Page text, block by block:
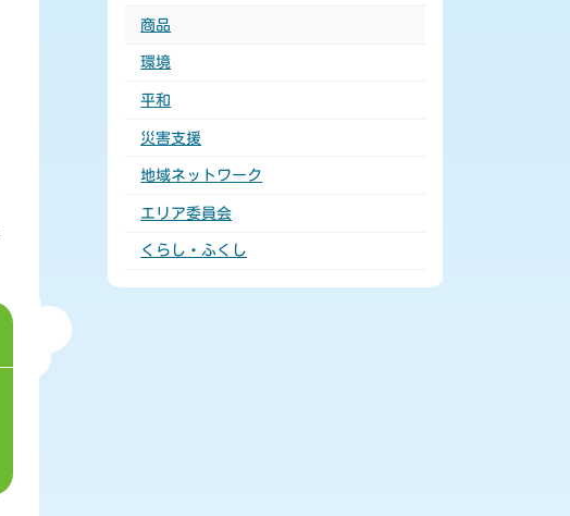
商品
環境
平和
災害支援
地域ネットワーク
エリア委員会
くらし・ふくし